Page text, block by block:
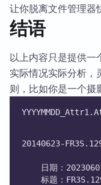
让你脱离文件管理器
结语
以上内容只是提供一
实际情况实际分析，
则，比如你是一个摄
20140623-
日期：
标题：